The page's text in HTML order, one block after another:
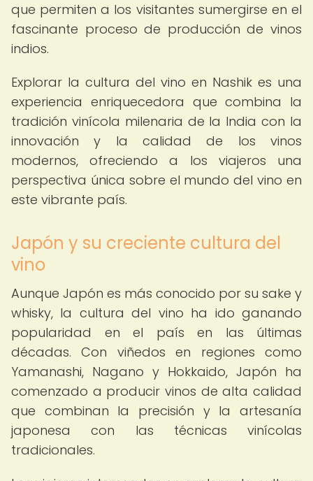
que permiten a los visitantes sumergirse en el
fascinante proceso de producción de vinos
indios.
Explorar la cultura del vino en Nashik es una
experiencia enriquecedora que combina la
tradición vinícola milenaria de la India con la
innovación y la calidad de los vinos
modernos, ofreciendo a los viajeros una
perspectiva única sobre el mundo del vino en
este vibrante país.
Japón y su creciente cultura del
vino
Aunque Japón es más conocido por su sake y
whisky, la cultura del vino ha ido ganando
popularidad en el país en las últimas
décadas. Con viñedos en regiones como
Yamanashi, Nagano y Hokkaido, Japón ha
comenzado a producir vinos de alta calidad
que combinan la precisión y la artesanía
japonesa con las técnicas vinícolas
tradicionales.